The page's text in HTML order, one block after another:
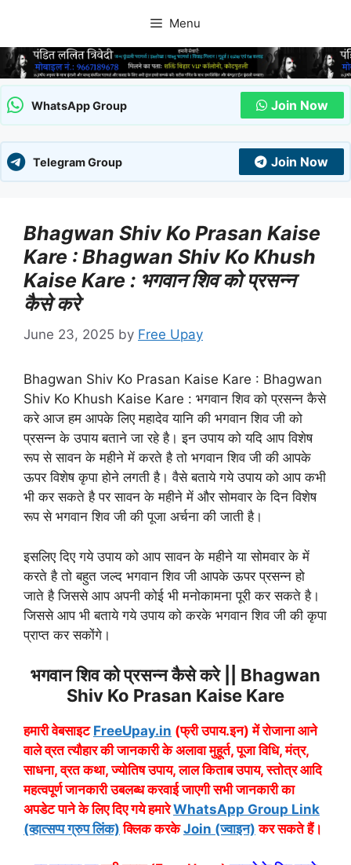
content
Menu
WhatsApp Group Join Now
Telegram Group Join Now
Bhagwan Shiv Ko Prasan Kaise
Kare : Bhagwan Shiv Ko Khush
Kaise Kare : भगवान शिव को प्रसन्न
कैसे करे
June 23, 2025 by Free Upay
Bhagwan Shiv Ko Prasan Kaise Kare : Bhagwan
Shiv Ko Khush Kaise Kare : भगवान शिव को प्रसन्न कैसे
करे आज हम आपके लिए महादेव यानि की भगवान शिव जी को
प्रसन्न के उपाय बताने जा रहे है। इन उपाय को यदि आप विशेष
रूप से सावन के महीने में करते है तो भगवान शिव जी की आपके
ऊपर विशेष कृपा होने लगती है। वैसे बताये गये उपाय को आप कभी
भी कर सकते है पर सावन के महीने में और सोमवार के दिन विशेष
रूप से भगवान शिव जी की पूजा अर्चना की जाती है।
इसलिए दिए गये उपाय को आप सावन के महीने या सोमवार के में
करते है तो बहुत जल्द भगवान शिव जी आपके ऊपर प्रसन्न हो
जाते है जिससे आप अपनी कोई भी मनोकामना पूरी कर सकते है।
जिससे आप भी बताये गये उपाय को करके भगवान शिव जी की कृपा
प्राप्त कर सकोंगे।
भगवान शिव को प्रसन्न कैसे करे || Bhagwan
Shiv Ko Prasan Kaise Kare
हमारी वेबसाइट FreeUpay.in (फ्री उपाय.इन) में रोजाना आने
वाले व्रत त्यौहार की जानकारी के अलावा मुहूर्त, पूजा विधि, मंत्र,
साधना, व्रत कथा, ज्योतिष उपाय, लाल किताब उपाय, स्तोत्र आदि
महत्वपूर्ण जानकारी उबलब्ध करवाई जाएगी सभी जानकारी का
अपडेट पाने के लिए दिए गये हमारेWhatsApp Group Link
(व्हात्सप्प ग्रुप लिंक) क्लिक करकेJoin (ज्वाइन) कर सकते हैं।